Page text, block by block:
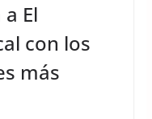
El
con los
más